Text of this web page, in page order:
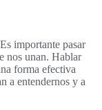
importante pasar
nos unan. Hablar
forma efectiva
a entendernos y a